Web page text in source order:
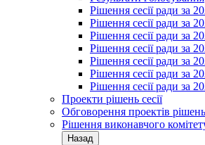
Рішення сесії ради за
Рішення сесії ради за
Рішення сесії ради за
Рішення сесії ради за
Рішення сесії ради за
Рішення сесії ради за
Рішення сесії ради за
Проекти рішень сесії
Обговорення проектів рішень
Рішення виконавчого
Назад